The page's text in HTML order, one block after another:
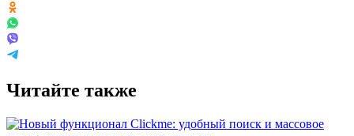
Читайте также